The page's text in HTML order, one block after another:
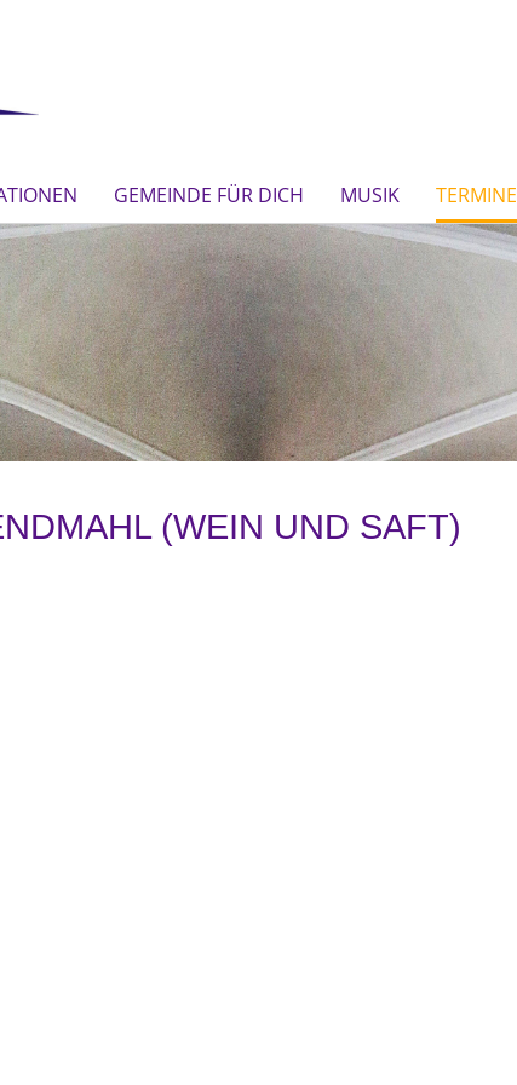
GEMEINDE FÜR DICH MUSIK TERMINE
(WEIN UND SAFT)